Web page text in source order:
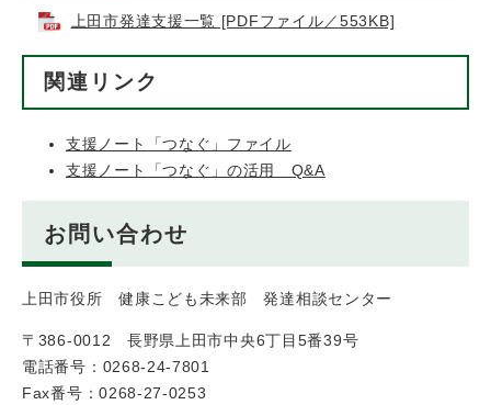
上田市発達支援一覧 [PDFファイル／553KB]
関連リンク
支援ノート「つなぐ」ファイル
支援ノート「つなぐ」の活用 Q&A
お問い合わせ
上田市役所 健康こども未来部 発達相談センター
〒386-0012 長野県上田市中央6丁目5番39号
電話番号：0268-24-7801
Fax番号：0268-27-0253